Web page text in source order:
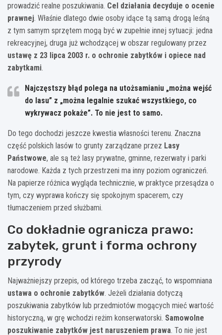
prowadzić realne poszukiwania. Cel działania decyduje o ocenie
prawnej. Właśnie dlatego dwie osoby idące tą samą drogą leśną
z tym samym sprzętem mogą być w zupełnie innej sytuacji: jedna
rekreacyjnej, druga już wchodzącej w obszar regulowany przez
ustawę z 23 lipca 2003 r. o ochronie zabytków i opiece nad
zabytkami.
Najczęstszy błąd polega na utożsamianiu „można wejść
do lasu” z „można legalnie szukać wszystkiego, co
wykrywacz pokaże”. To nie jest to samo.
Do tego dochodzi jeszcze kwestia własności terenu. Znaczna
część polskich lasów to grunty zarządzane przez Lasy
Państwowe, ale są też lasy prywatne, gminne, rezerwaty i parki
narodowe. Każda z tych przestrzeni ma inny poziom ograniczeń.
Na papierze różnica wygląda technicznie, w praktyce przesądza o
tym, czy wyprawa kończy się spokojnym spacerem, czy
tłumaczeniem przed służbami.
Co dokładnie ogranicza prawo:
zabytek, grunt i forma ochrony
przyrody
Najważniejszy przepis, od którego trzeba zacząć, to wspomniana
ustawa o ochronie zabytków. Jeżeli działania dotyczą
poszukiwania zabytków lub przedmiotów mogących mieć wartość
historyczną, w grę wchodzi reżim konserwatorski. Samowolne
poszukiwanie zabytków jest naruszeniem prawa. To nie jest